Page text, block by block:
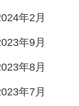
年2月
年9月
年8月
年7月